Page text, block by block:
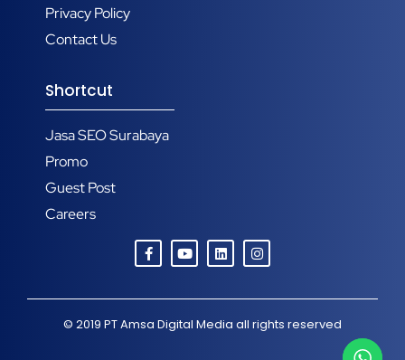
Privacy Policy
Contact Us
Shortcut
Jasa SEO Surabaya
Promo
Guest Post
Careers
© 2019 PT Amsa Digital Media all rights reserved